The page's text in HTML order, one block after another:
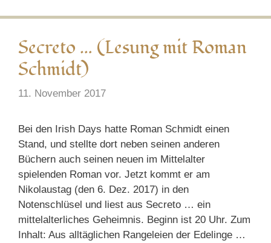
Secreto … (Lesung mit Roman
Schmidt)
11. November 2017
Bei den Irish Days hatte Roman Schmidt einen
Stand, und stellte dort neben seinen anderen
Büchern auch seinen neuen im Mittelalter
spielenden Roman vor. Jetzt kommt er am
Nikolaustag (den 6. Dez. 2017) in den
Notenschlüsel und liest aus Secreto … ein
mittelalterliches Geheimnis. Beginn ist 20 Uhr. Zum
Inhalt: Aus alltäglichen Rangeleien der Edelinge …